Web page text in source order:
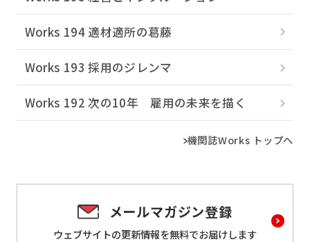
Works 194 適材適所の葛󠄀藤
Works 193 採用のジレンマ
Works 192 次の10年 雇用の未来を描く
機関誌Works トップへ
メールマガジン登録
ウェブサイトの更新情報を無料でお届けします